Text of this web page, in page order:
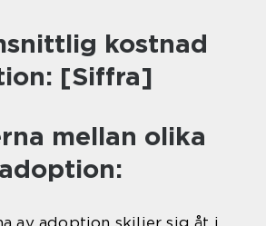
kostnad
[Siffra]
mellan olika
av adoption skiljer sig åt i